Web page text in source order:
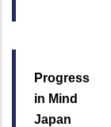
Progress
in Mind
Japan